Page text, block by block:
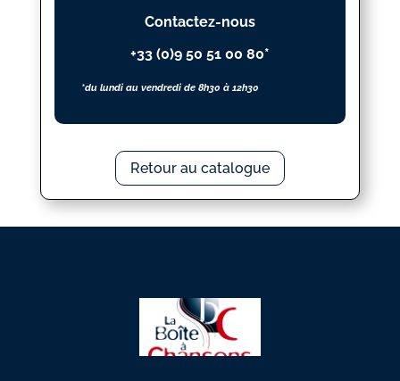
Contactez-nous
+33 (0)9 50 51 00 80*
*du lundi au vendredi de 8h30 à 12h30
Retour au catalogue